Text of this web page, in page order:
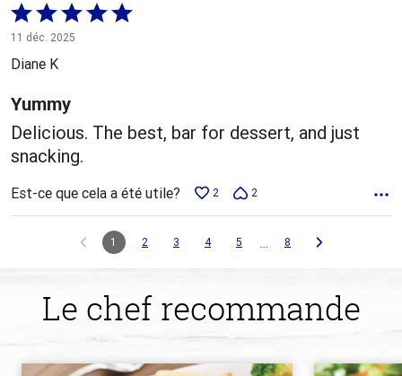
Coté
5 sur
5
11 déc. 2025
Diane K
Yummy
Delicious. The best, bar for dessert, and just
snacking.
Est-ce que cela a été utile? 2 2
1 2 3 4 5 … 8
Le chef recommande